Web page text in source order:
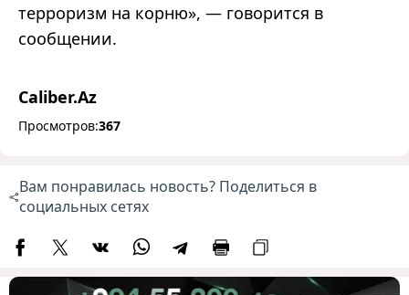
терроризм на корню», — говорится в
сообщении.
Caliber.Az
Просмотров:367
Вам понравилась новость? Поделиться в
социальных сетях